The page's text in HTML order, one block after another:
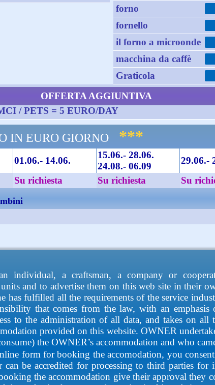
forno
fornello
il forno a microonde
macchina da caffè
Graticola
OFFERTA AGGIUNTIVA
/ PETS = 5 EURO/DAY
IN EURO GIORNO ***
01.06.- 14.06.
15.06.- 28.06.
24.08.- 06.09
29.06.-
Su richiesta Su richiesta Su
individual, a craftsman, a company or
and to advertise them on this web site in their
has fulfilled all the requirements of the service
that comes from the law, with an
to the administration of all data, and takes on
provided on this website. OWNER
the OWNER’s accommodation and who
form for booking the accomodation, you
can be accredited for processing to third parties
the accommodation give their approval they